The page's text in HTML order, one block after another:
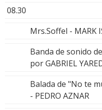
08.30
Mrs.Soffel - MARK
Banda de sonido
por GABRIEL
Balada de "No te
- PEDRO AZNAR